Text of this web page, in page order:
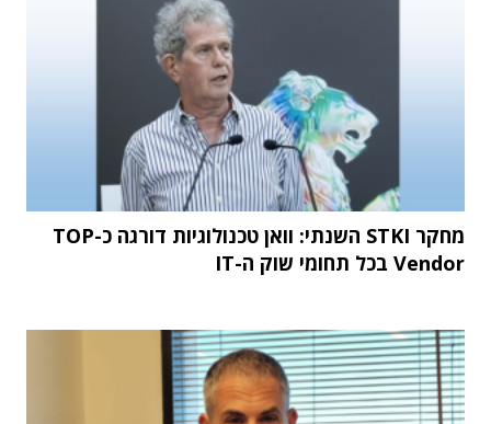
מחקר STKI השנתי: וואן טכנולוגיות דורגה כ-TOP
Vendor בכל תחומי שוק ה-IT